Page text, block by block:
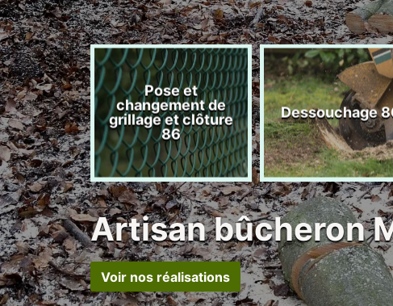
86
Pose et
changement de
grillage et clôture
86
Dessouchage
Artisan bûcheron
Voir nos réalisations